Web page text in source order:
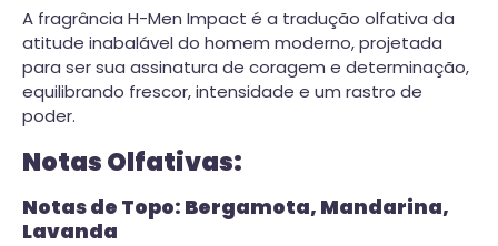
A fragrância H-Men Impact é a tradução olfativa da
atitude inabalável do homem moderno, projetada
para ser sua assinatura de coragem e determinação,
equilibrando frescor, intensidade e um rastro de
poder.
Notas Olfativas:
Notas de Topo: Bergamota, Mandarina,
Lavanda